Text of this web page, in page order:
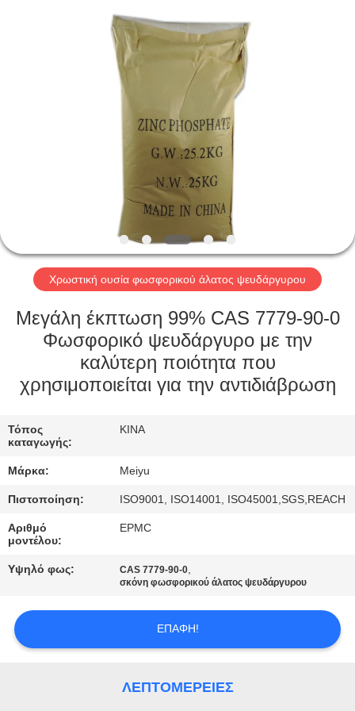
ΣΧΕΤΙΚΆ
ΜΕ
ΕΜΆΣ
ΕΠΙΣΚΕΨΉ
ΕΡΓΟΣΤΑΣΊΟΥ
ΠΟΙΌΤΗΤΑΣ
ΕΠΙΚΟΙΝΩΝΉΣΤΕ
ΜΑΣ
ΜΙΑ
ΠΡΟΣΦΟΡΆ
Χρωστική ουσία φωσφορικού άλατος ψευδάργυρου
Μεγάλη έκπτωση 99% CAS 7779-90-0
Φωσφορικό ψευδάργυρο με την
καλύτερη ποιότητα που
χρησιμοποιείται για την αντιδιάβρωση
Τόπος
καταγωγής:
ΚΙΝΑ
Μάρκα: Meiyu
Πιστοποίηση: ISO9001, ISO14001, ISO45001,SGS,REACH
Αριθμό
μοντέλου:
EPMC
Υψηλό φως: CAS 7779-90-0,
σκόνη φωσφορικού άλατος ψευδάργυρου
ΕΠΑΦΉ!
ΛΕΠΤΟΜΈΡΕΙΕΣ